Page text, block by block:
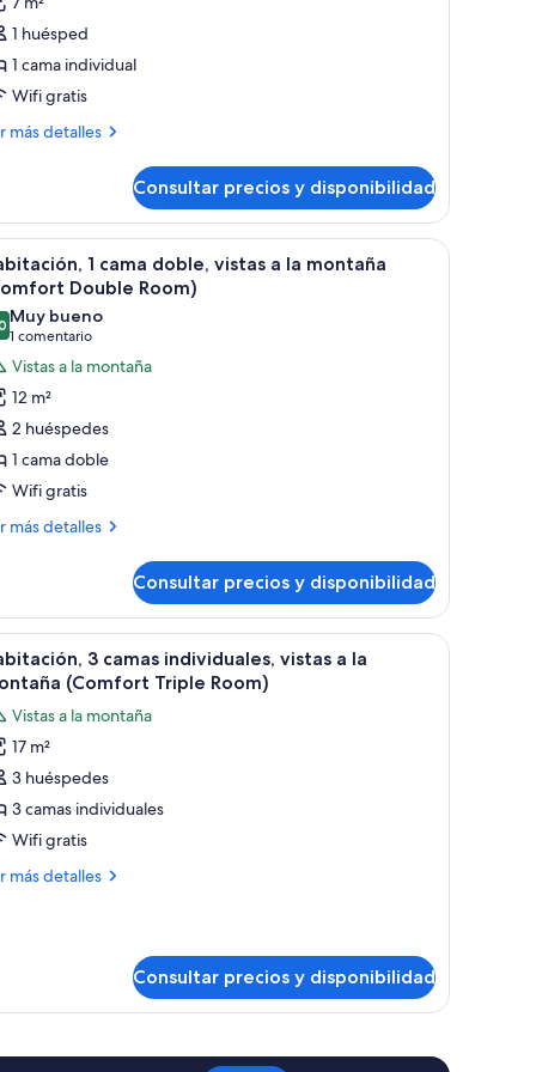
1 huésped
1 cama individual
Wifi gratis
más detalles
Consultar precios y disponibilidad
un cabecero con iluminación integrada, una mesita de noche de madera
Una habitación de hotel con cama, un
6
1 cama doble, vistas a la montaña
Double Room)
de 10
Muy bueno
1 comentario
(1 comentario)
Vistas a la montaña
12 m²
2 huéspedes
1 cama doble
Wifi gratis
más detalles
Consultar precios y disponibilidad
y un jarrón de flores secas.
mesita de noche y luz fijada a la pared.Una habitación de hotel con dos camas, un
9
3 camas individuales, vistas a la
(Comfort Triple Room)
Vistas a la montaña
17 m²
3 huéspedes
3 camas individuales
Wifi gratis
más detalles
Consultar precios y disponibilidad